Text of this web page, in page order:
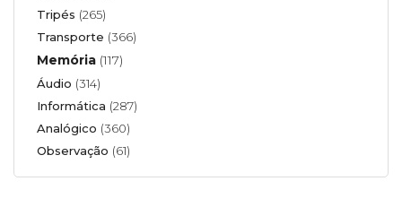
Tripés (265)
Transporte (366)
Memória (117)
Áudio (314)
Informática (287)
Analógico (360)
Observação (61)